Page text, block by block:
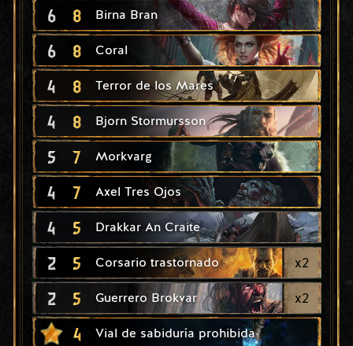
6 8 Birna Bran
6 8 Coral
4 8 Terror de los Mares
4 8 Bjorn Stormursson
5 7 Morkvarg
4 7 Axel Tres Ojos
4 5 Drakkar An Craite
2 5 Corsario trastornado x2
2 5 Guerrero Brokvar x2
4 Vial de sabiduría prohibida